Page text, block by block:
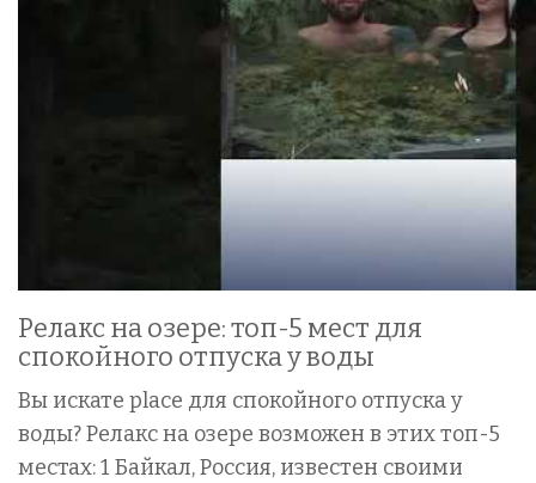
Релакс на озере: топ-5 мест для
спокойного отпуска у воды
Вы искате place для спокойного отпуска у
воды? Релакс на озере возможен в этих топ-5
местах: 1 Байкал, Россия, известен своими